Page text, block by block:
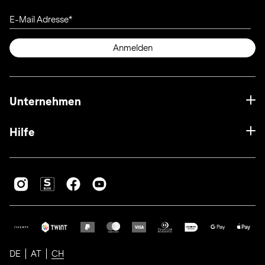
E-Mail Adresse
Anmelden
Unternehmen
Hilfe
DE AT CH